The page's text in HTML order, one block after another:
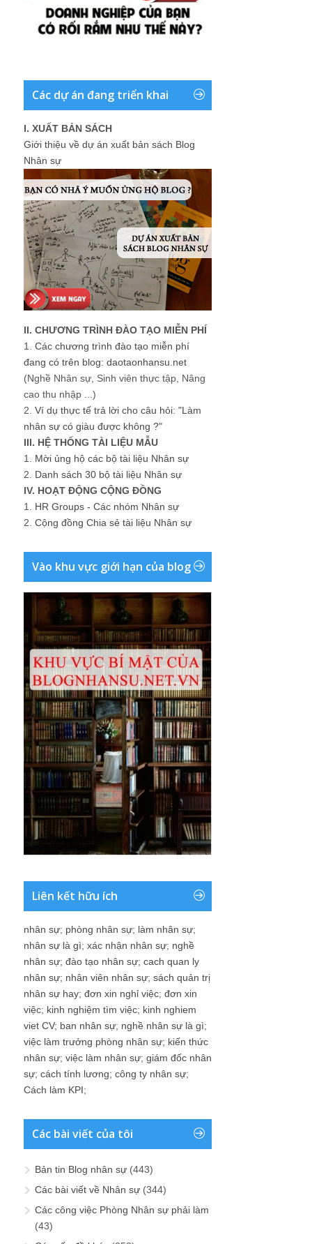
Các dự án đang triển khai
I. XUẤT BẢN SÁCH
Giới thiệu về dự án xuất bản sách Blog
Nhân sự
II. CHƯƠNG TRÌNH ĐÀO TẠO MIỄN PHÍ
1. Các chương trình đào tạo miễn phí
đang có trên blog: daotaonhansu.net
(Nghề Nhân sự, Sinh viên thực tập, Nâng
cao thu nhập ...)
2. Ví dụ thực tế trả lời cho câu hỏi: "Làm
nhân sự có giàu được không ?"
III. HỆ THỐNG TÀI LIỆU MẪU
1. Mời ủng hộ các bộ tài liệu Nhân sự
2. Danh sách 30 bộ tài liệu Nhân sự
IV. HOẠT ĐỘNG CỘNG ĐỒNG
1. HR Groups - Các nhóm Nhân sự
2. Cộng đồng Chia sẻ tài liệu Nhân sự
Vào khu vực giới hạn của blog
Liên kết hữu ích
nhân sự; phòng nhân sự; làm nhân sự;
nhân sự là gì; xác nhận nhân sự; nghề
nhân sự; đào tạo nhân sự; cach quan ly
nhân sự; nhân viên nhân sự; sách quản trị
nhân sự hay; đơn xin nghỉ việc; đơn xin
việc; kinh nghiệm tìm việc; kinh nghiem
viet CV; ban nhân sự; nghề nhân sự là gì;
việc làm trưởng phòng nhân sự; kiến thức
nhân sự; việc làm nhân sự; giám đốc nhân
sự; cách tính lương; công ty nhân sự;
Cách làm KPI;
Các bài viết của tôi
Bản tin Blog nhân sự (443)
Các bài viết về Nhân sự (344)
Các công việc Phòng Nhân sự phải làm
(43)